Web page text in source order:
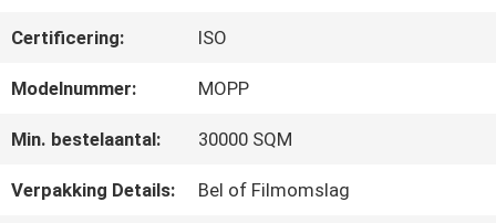
SHOW
Certificering: ISO
Modelnummer: MOPP
Min. bestelaantal: 30000 SQM
Verpakking Details: Bel of Filmomslag